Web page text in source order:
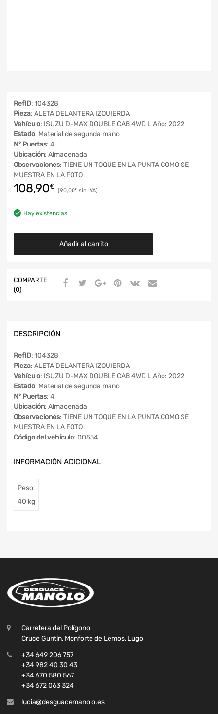
RefID: 104328
Pieza: ALETA DELANTERA IZQUIERDA
Vehículo: ISUZU D-MAX DOUBLE CAB 4WD L Año: 2022
Estado: Material de segunda mano
Nº Puertas: 4
Ubicación: Almacenada
Observaciones: TIENE UN TOQUE EN LA PUNTA COMO SE
MUESTRA EN LA FOTO
108,90€ 90,00€
Hay existencias
Añadir al carrito
COMPARTE
(0)
DESCRIPCIÓN
RefID: 104328
Pieza: ALETA DELANTERA IZQUIERDA
Vehículo: ISUZU D-MAX DOUBLE CAB 4WD L Año: 2022
Estado: Material de segunda mano
Nº Puertas: 4
Ubicación: Almacenada
Observaciones: TIENE UN TOQUE EN LA PUNTA COMO SE
MUESTRA EN LA FOTO
Código del vehículo: 00554
INFORMACIÓN ADICIONAL
Peso
40 kg
Carretera del Polígono
Cruce Guntín, Monforte de Lemos, Lugo
+34 649 206 757
+34 982 40 30 43
+34 670 580 567
+34 672 063 324
lucia@desguacemanolo.es